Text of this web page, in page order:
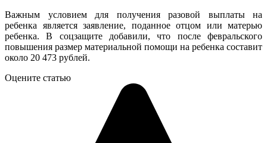
Важным условием для получения разовой выплаты на
ребенка является заявление, поданное отцом или матерью
ребенка. В соцзащите добавили, что после февральского
повышения размер материальной помощи на ребенка составит
около 20 473 рублей.
Оцените статью